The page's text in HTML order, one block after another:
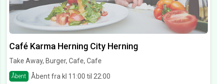
Café Karma Herning City Herning
Take Away, Burger, Cafe, Cafe
Åbent
Åbent fra kl 11:00 til 22:00